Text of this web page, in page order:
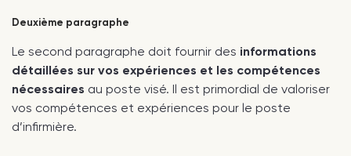
Deuxième paragraphe
Le second paragraphe doit fournir des informations
détaillées sur vos expériences et les compétences
nécessaires au poste visé. Il est primordial de valoriser
vos compétences et expériences pour le poste
d’infirmière.